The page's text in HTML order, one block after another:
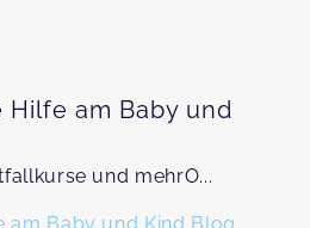
Hilfe am Baby und
und mehrO...
am Baby und Kind Blog